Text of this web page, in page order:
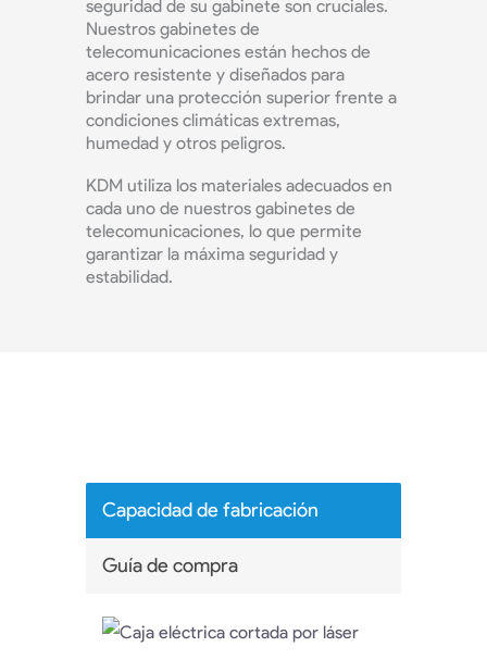
seguridad de su gabinete son cruciales.
Nuestros gabinetes de
telecomunicaciones están hechos de
acero resistente y diseñados para
brindar una protección superior frente a
condiciones climáticas extremas,
humedad y otros peligros.
KDM utiliza los materiales adecuados en
cada uno de nuestros gabinetes de
telecomunicaciones, lo que permite
garantizar la máxima seguridad y
estabilidad.
Capacidad de fabricación
Guía de compra